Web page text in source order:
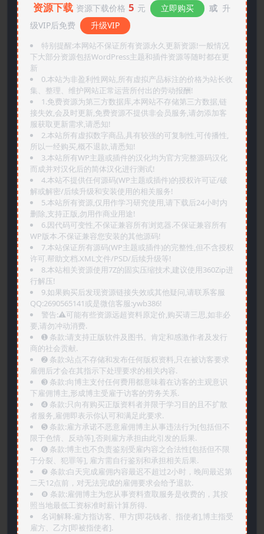
资源下载 资源下载价格 5 元 立即购买 或 升
级VIP后免费
升级VIP
特别提醒:本网站不保证所有资源永久更新资源!一般情况
下大部分资源包括WordPress主题和插件资源等随时都在更
新
0.本站为非盈利性网站,所有虚拟产品标注的价格为站长收
集、整理、维护网站正常运营所付出的劳动报酬!
1.免费资源为第三方数据库,本网站不存储第三方数据,链
接失效,会及时更新,免费资源不提供非会员服务,请勿添加客
服获取更新需求,请悉知!
2.本站所有虚拟数字商品,具有较强的可复制性,可传播性,
所以一经购买,概不退款,请悉知!
3.本站所有WP主题或插件的汉化均为官方完整源码汉化
而成并对汉化后的简体汉化进行测试!
4.本站不提供任何源码(WP主题或插件)的授权许可证/破
解或解密/后续升级和安装使用的相关服务!
5.本站所有资源,仅用作学习研究使用,请下载后24小时内
删除,支持正版,勿用作商业用途!
6.因代码可变性,不保证兼容所有浏览器.不保证兼容所有
WP版本.不保证兼容您安装的其他源码!
7.本站保证所有源码(WP主题或插件)的完整性,但不含授权
许可.帮助文档.XML文件/PSD/后续升级等!
8.本站相关资源使用7Z的固实压缩技术,建议使用360Zip进
行解压!
9.如果购买后发现资源链接失效或其他疑问,请联系客服
QQ:2690565141或是微信客服:ywb386!
警告:⚠️可能有些资源远超资料原定价,购买请三思,如非必
要,请勿冲动消费.
➊️ 条款:请支持正版软件及图书。肯定和感激作者及发行
商的社会贡献.
➋️ 条款:站点不存储和发布任何版权资料,只在被访客要求
雇佣后才会在其指示下处理要求的相关内容.
➌️ 条款:向博主支付任何费用都意味着在访客的主观意识
下雇佣博主,形成博主受雇于访客的劳务关系.
➍️ 条款:只向有购买正版资料者并限于学习目的且不扩散
者服务,雇佣即表示你认可和满足此要求.
➎ 条款:雇方承诺不恶意雇佣博主从事违法行为[包括但不
限于色情、反动等],否则雇方承担由此引发的后果.
➏️ 条款:博主也不负责鉴别受雇内容之合法性[包括但不限
于分裂、犯罪等], 雇方需自行鉴别和承担相关后果.
❼ 条款:白天完成雇佣内容最迟不超过2小时，晚间最迟第
二天12点前，对无法完成的雇佣要求会给予退款.
❽ 条款:雇佣博主为您从事资料查取服务是收费的，其按
照当地最低工资标准时薪计算所得.
名词解释:雇方指访客、甲方[即花钱者、指使者],博主指受
雇方、乙方[即被指使者].